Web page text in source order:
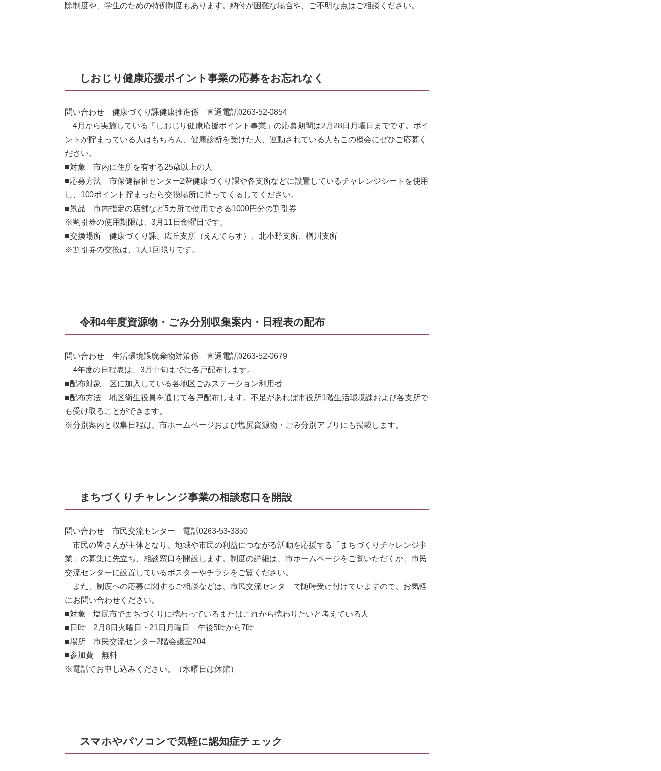
除制度や、学生のための特例制度もあります。納付が困難な場合や、ご不明な点はご相談ください。
しおじり健康応援ポイント事業の応募をお忘れなく
問い合わせ 健康づくり課健康推進係 直通電話0263-52-0854
4月から実施している「しおじり健康応援ポイント事業」の応募期間は2月28日月曜日までです。ポイ
ントが貯まっている人はもちろん、健康診断を受けた人、運動されている人もこの機会にぜひご応募く
ださい。
■対象 市内に住所を有する25歳以上の人
■応募方法 市保健福祉センター2階健康づくり課や各支所などに設置しているチャレンジシートを使用
し、100ポイント貯まったら交換場所に持ってくるしてください。
■景品 市内指定の店舗など5カ所で使用できる1000円分の割引券
※割引券の使用期限は、3月11日金曜日です。
■交換場所 健康づくり課、広丘支所（えんてらす）、北小野支所、楢川支所
※割引券の交換は、1人1回限りです。
令和4年度資源物・ごみ分別収集案内・日程表の配布
問い合わせ 生活環境課廃棄物対策係 直通電話0263-52-0679
4年度の日程表は、3月中旬までに各戸配布します。
■配布対象 区に加入している各地区ごみステーション利用者
■配布方法 地区衛生役員を通じて各戸配布します。不足があれば市役所1階生活環境課および各支所で
も受け取ることができます。
※分別案内と収集日程は、市ホームページおよび塩尻資源物・ごみ分別アプリにも掲載します。
まちづくりチャレンジ事業の相談窓口を開設
問い合わせ 市民交流センター 電話0263-53-3350
市民の皆さんが主体となり、地域や市民の利益につながる活動を応援する「まちづくりチャレンジ事
業」の募集に先立ち、相談窓口を開設します。制度の詳細は、市ホームページをご覧いただくか、市民
交流センターに設置しているポスターやチラシをご覧ください。
また、制度への応募に関するご相談などは、市民交流センターで随時受け付けていますので、お気軽
にお問い合わせください。
■対象 塩尻市でまちづくりに携わっているまたはこれから携わりたいと考えている人
■日時 2月8日火曜日・21日月曜日 午後5時から7時
■場所 市民交流センター2階会議室204
■参加費 無料
※電話でお申し込みください。（水曜日は休館）
スマホやパソコンで気軽に認知症チェック